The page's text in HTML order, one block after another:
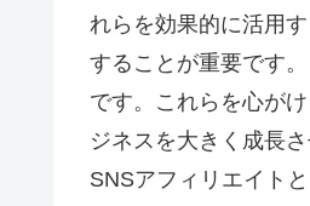
れらを効果的に活用
することが重要です
です。これらを心が
ジネスを大きく成長
SNSアフィリエイト